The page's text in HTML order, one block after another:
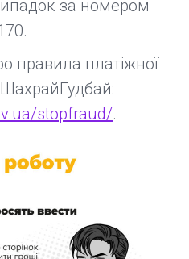
за номером
правила платіжної
stopfraud/.